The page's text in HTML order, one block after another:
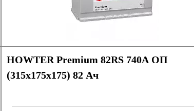
HOWTER Premium 82RS 740A ОП
(315х175х175) 82 Ач